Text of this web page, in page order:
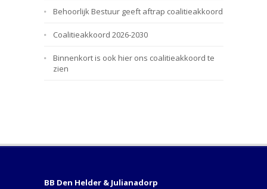
Behoorlijk Bestuur geeft aftrap coalitieakkoord
Coalitieakkoord 2026-2030
Binnenkort is ook hier ons coalitieakkoord te
zien
BB Den Helder & Julianadorp